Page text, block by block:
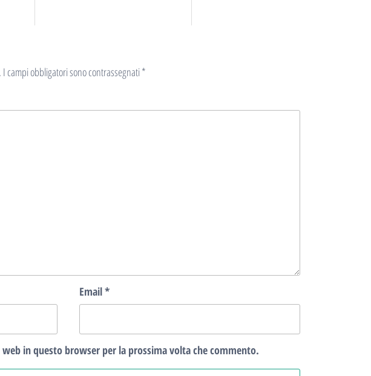
I campi obbligatori sono contrassegnati*
Email*
in questo browser per la prossima volta che commento.